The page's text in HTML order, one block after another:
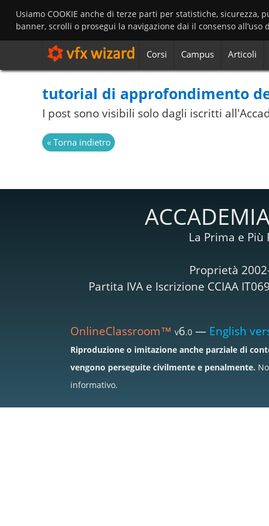
Usiamo COOKIE anche di terze parti per statistiche, sicurezza,
banner, scrolli o prosegui la navigazione dai il consenso all’uso
Corsi Campus Articoli
tutorial di approfondimento
I post sono visibili solo dagli iscritti
La Prima e
Proprietà
Partita IVA e Iscrizione CCIAA
OnlineClassroom™ v6.0 — English
Riproduzione o imitazione anche parziale di
vengono perseguite civilmente e penalmente.
informativo.